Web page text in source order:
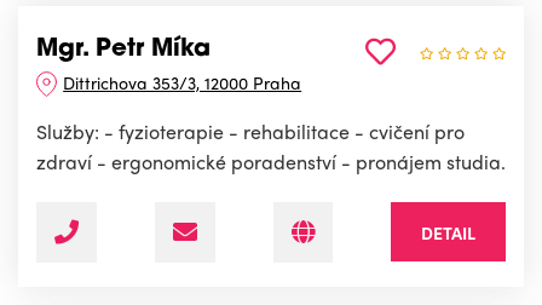
Mgr. Petr Míka
Dittrichova 353/3, 12000 Praha
Služby: - fyzioterapie - rehabilitace - cvičení pro
zdraví - ergonomické poradenství - pronájem studia.
DETAIL